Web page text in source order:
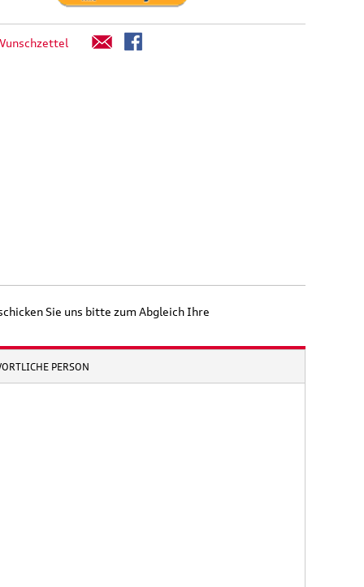
Sie uns bitte zum Abgleich Ihre
PERSON